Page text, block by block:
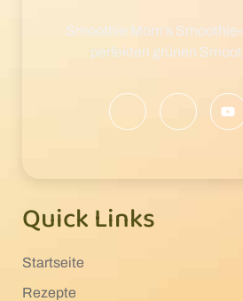
Smoothie Mom’s
perfekten grünen
Quick Links
Startseite
Rezepte